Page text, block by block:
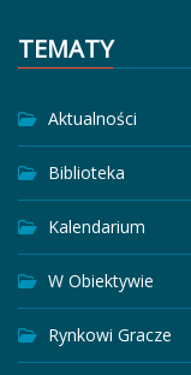
TEMATY
Aktualności
Biblioteka
Kalendarium
W Obiektywie
Rynkowi Gracze